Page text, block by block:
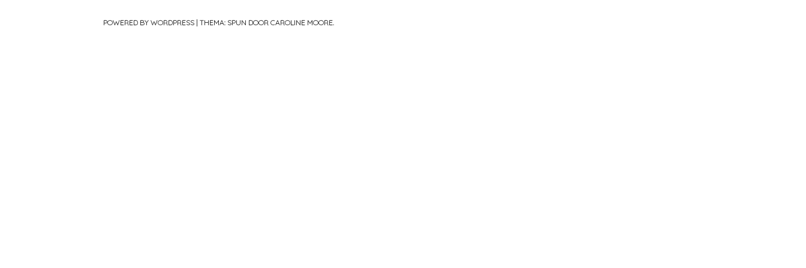
POWERED BY WORDPRESS | THEMA: SPUN DOOR CAROLINE MOORE.